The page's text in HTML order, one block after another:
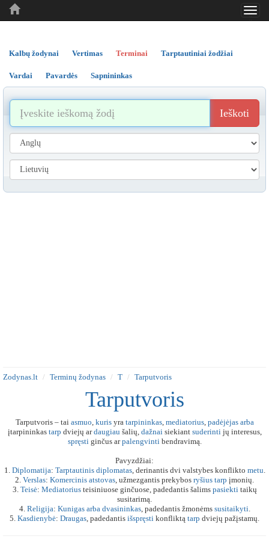
..
..
Kalbų žodynai Vertimas Terminai Tarptautiniai žodžiai
Vardai Pavardės Sapnininkas
Ieškoti
Zodynas.lt Terminų žodynas T Tarputvoris
Tarputvoris
Tarputvoris – tai asmuo, kurisyra tarpininkas, mediatorius, padėjėjas arba
įtarpininkas tarp dviejų ardaugiau šalių, dažnaisiekiant suderintijų interesus,
spręstiginčus arpalengvintibendravimą.
Pavyzdžiai:
1. Diplomatija: Tarptautinis diplomatas, derinantis dvi valstybes konflikto metu.
2. Verslas: Komercinis atstovas, užmezgantis prekybos ryšius tarp įmonių.
3. Teisė: Mediatoriusteisiniuose ginčuose, padedantis šalims pasiektitaikų
susitarimą.
4. Religija: Kunigas arba dvasininkas, padedantis žmonėms susitaikyti.
5. Kasdienybė: Draugas, padedantis išspręsti konfliktą tarp dviejų pažįstamų.